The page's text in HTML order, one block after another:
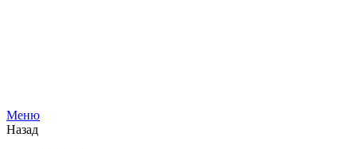
Меню
Назад